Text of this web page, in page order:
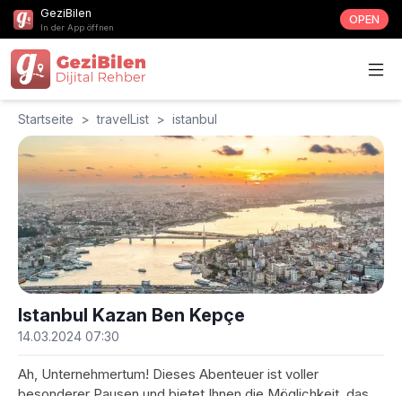
GeziBilen
In der App öffnen
OPEN
Startseite > travelList > istanbul
Istanbul Kazan Ben Kepçe
14.03.2024 07:30
Ah, Unternehmertum! Dieses Abenteuer ist voller